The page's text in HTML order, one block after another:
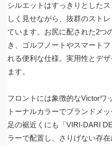
シルエットはすっきりとした
しく見せながら、抜群のスト
ています。お尻に配された2つ
き、ゴルフノートやスマート
れる便利な仕様。実用性とデ
ます。
フロントには象徴的なVictorワ
トーナルカラーでブランドメ
足の裾近くにも「VIRI-DARI
ラーで配置し、さりげない存